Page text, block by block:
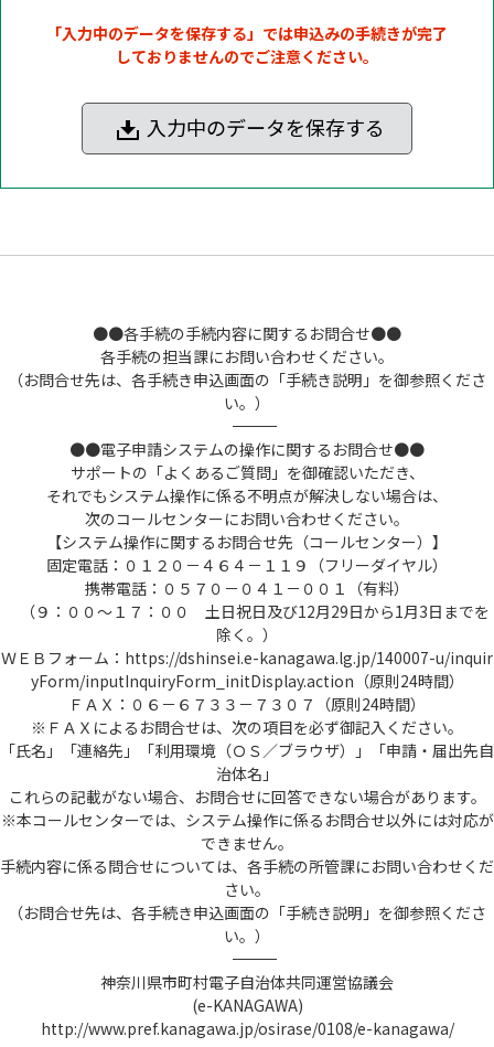
「入力中のデータを保存する」では申込みの手続きが完了
しておりませんのでご注意ください。
入力中のデータを保存する
●●各手続の手続内容に関するお問合せ●●
各手続の担当課にお問い合わせください。
（お問合せ先は、各手続き申込画面の「手続き説明」を御参照くださ
い。）
――――――――――――――――――――――――――――――――――――――――――――――――――
●●電子申請システムの操作に関するお問合せ●●
サポートの「よくあるご質問」を御確認いただき、
それでもシステム操作に係る不明点が解決しない場合は、
次のコールセンターにお問い合わせください。
【システム操作に関するお問合せ先（コールセンター）】
固定電話：０１２０－４６４－１１９（フリーダイヤル）
携帯電話：０５７０－０４１－００１（有料）
（９：００～１７：００ 土日祝日及び12月29日から1月3日までを
除く。）
ＷＥＢフォーム：https://dshinsei.e-kanagawa.lg.jp/140007-u/inquir
yForm/inputInquiryForm_initDisplay.action（原則24時間）
ＦＡＸ：０６－６７３３－７３０７（原則24時間）
※ＦＡＸによるお問合せは、次の項目を必ず御記入ください。
「氏名」「連絡先」「利用環境（ＯＳ／ブラウザ）」「申請・届出先自
治体名」
これらの記載がない場合、お問合せに回答できない場合があります。
※本コールセンターでは、システム操作に係るお問合せ以外には対応が
できません。
手続内容に係る問合せについては、各手続の所管課にお問い合わせくだ
さい。
（お問合せ先は、各手続き申込画面の「手続き説明」を御参照くださ
い。）
――――――――――――――――――――――――――――――――――――――――――――――――――
神奈川県市町村電子自治体共同運営協議会
(e-KANAGAWA)
http://www.pref.kanagawa.jp/osirase/0108/e-kanagawa/